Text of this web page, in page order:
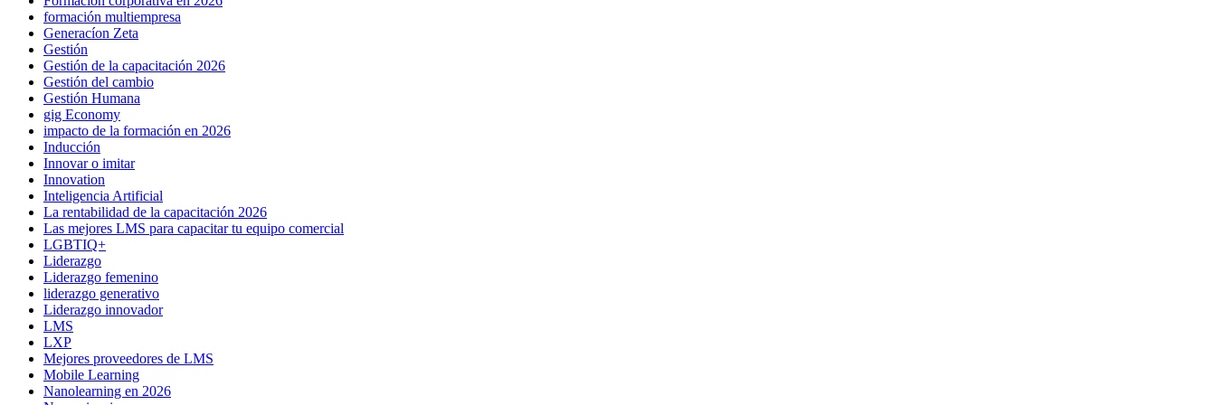
formación multiempresa
Generacíon Zeta
Gestión
Gestión de la capacitación 2026
Gestión del cambio
Gestión Humana
gig Economy
impacto de la formación en 2026
Inducción
Innovar o imitar
Innovation
Inteligencia Artificial
La rentabilidad de la capacitación 2026
Las mejores LMS para capacitar tu equipo comercial
LGBTIQ+
Liderazgo
Liderazgo femenino
liderazgo generativo
Liderazgo innovador
LMS
LXP
Mejores proveedores de LMS
Mobile Learning
Nanolearning en 2026